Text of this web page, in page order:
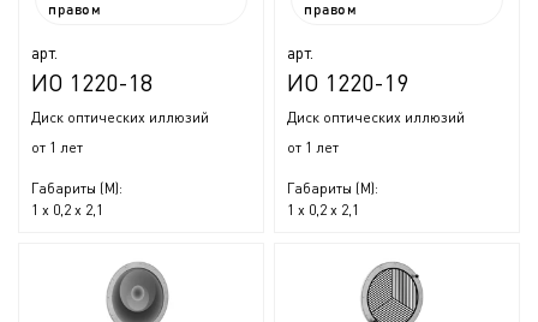
правом
арт.
ИО 1220-18
Диск оптических иллюзий
от 1 лет
Габариты (М):
1 x 0,2 x 2,1
правом
арт.
ИО 1220-19
Диск оптических иллюзий
от 1 лет
Габариты (М):
1 x 0,2 x 2,1